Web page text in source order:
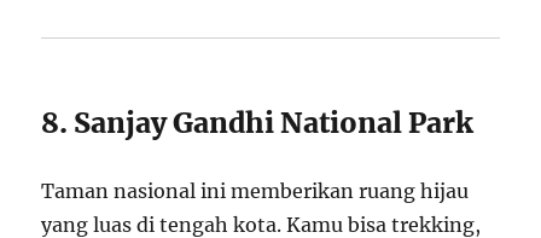
8. Sanjay Gandhi National Park
Taman nasional ini memberikan ruang hijau
yang luas di tengah kota. Kamu bisa trekking,